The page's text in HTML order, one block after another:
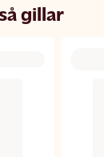
gillar